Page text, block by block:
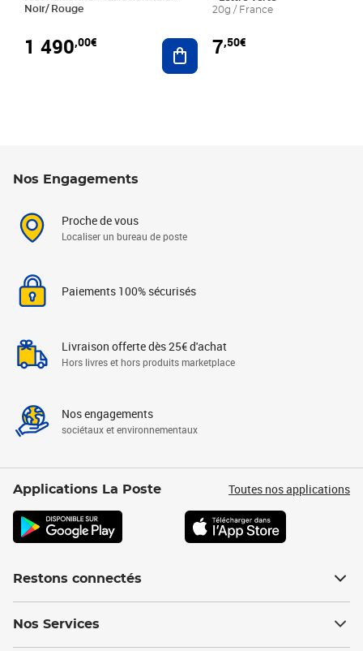
Noir/ Rouge
1 490,00€ Ajouter au panier
20g / France
7,50€
Nos Engagements
Proche de vous
Localiser un bureau de poste
Paiements 100% sécurisés
Livraison offerte dès 25€ d'achat
Hors livres et hors produits marketplace
Nos engagements
sociétaux et environnementaux
Applications La Poste Toutes nos applications
Restons connectés
Nos Services